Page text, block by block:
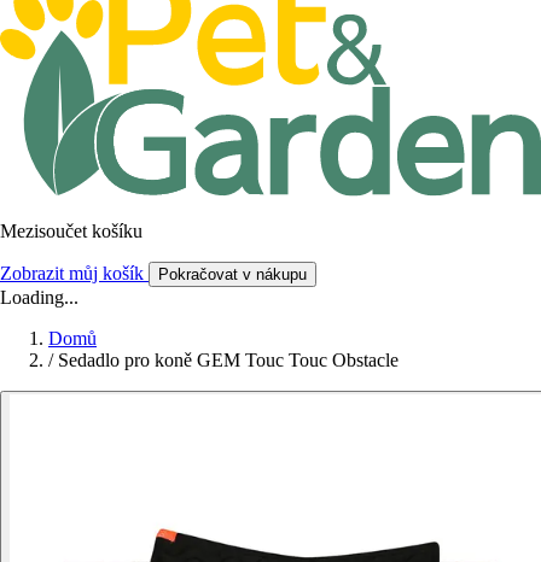
Mezisoučet košíku
Zobrazit můj košík Pokračovat v nákupu
Loading...
Domů
/ Sedadlo pro koně GEM Touc Touc Obstacle